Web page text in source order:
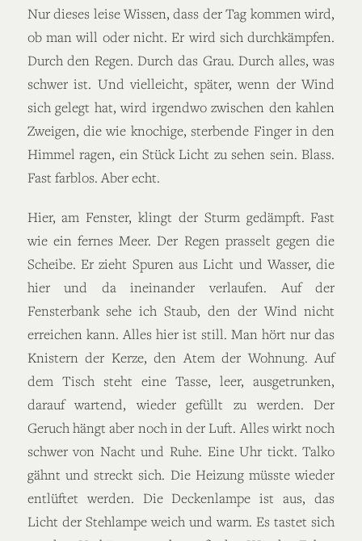
Nur dieses leise Wissen, dass der Tag kommen wird,
ob man will oder nicht. Er wird sich durchkämpfen.
Durch den Regen. Durch das Grau. Durch alles, was
schwer ist. Und vielleicht, später, wenn der Wind
sich gelegt hat, wird irgendwo zwischen den kahlen
Zweigen, die wie knochige, sterbende Finger in den
Himmel ragen, ein Stück Licht zu sehen sein. Blass.
Fast farblos. Aber echt.
Hier, am Fenster, klingt der Sturm gedämpft. Fast
wie ein fernes Meer. Der Regen prasselt gegen die
Scheibe. Er zieht Spuren aus Licht und Wasser, die
hier und da ineinander verlaufen. Auf der
Fensterbank sehe ich Staub, den der Wind nicht
erreichen kann. Alles hier ist still. Man hört nur das
Knistern der Kerze, den Atem der Wohnung. Auf
dem Tisch steht eine Tasse, leer, ausgetrunken,
darauf wartend, wieder gefüllt zu werden. Der
Geruch hängt aber noch in der Luft. Alles wirkt noch
schwer von Nacht und Ruhe. Eine Uhr tickt. Talko
gähnt und streckt sich. Die Heizung müsste wieder
entlüftet werden. Die Deckenlampe ist aus, das
Licht der Stehlampe weich und warm. Es tastet sich